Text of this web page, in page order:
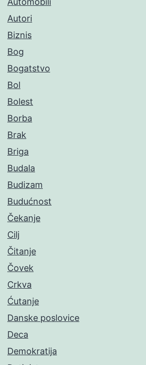
Autori
Biznis
Bog
Bogatstvo
Bol
Bolest
Borba
Brak
Briga
Budala
Budizam
Budućnost
Čekanje
Cilj
Čitanje
Čovek
Crkva
Ćutanje
Danske poslovice
Deca
Demokratija